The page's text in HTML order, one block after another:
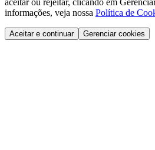
informações, veja nossa Política de
Aceitar e continuar Gerenciar cookies